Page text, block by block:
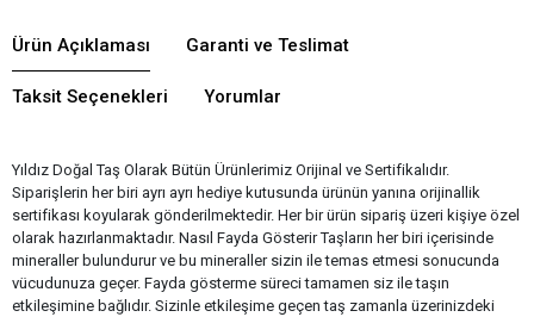
Ürün Açıklaması Garanti ve Teslimat
Taksit Seçenekleri Yorumlar
Yıldız Doğal Taş Olarak Bütün Ürünlerimiz Orijinal ve Sertifikalıdır.
Siparişlerin her biri ayrı ayrı hediye kutusunda ürünün yanına orijinallik
sertifikası koyularak gönderilmektedir. Her bir ürün sipariş üzeri kişiye özel
olarak hazırlanmaktadır. Nasıl Fayda Gösterir Taşların her biri içerisinde
mineraller bulundurur ve bu mineraller sizin ile temas etmesi sonucunda
vücudunuza geçer. Fayda gösterme süreci tamamen siz ile taşın
etkileşimine bağlıdır. Sizinle etkileşime geçen taş zamanla üzerinizdeki